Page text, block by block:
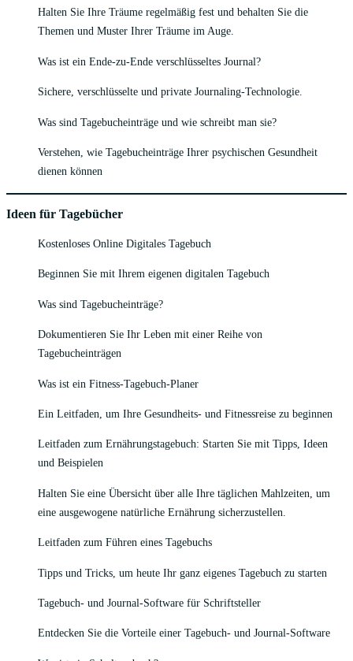
Halten Sie Ihre Träume regelmäßig fest und behalten Sie die
Themen und Muster Ihrer Träume im Auge.
Was ist ein Ende-zu-Ende verschlüsseltes Journal?
Sichere, verschlüsselte und private Journaling-Technologie.
Was sind Tagebucheinträge und wie schreibt man sie?
Verstehen, wie Tagebucheinträge Ihrer psychischen Gesundheit
dienen können
Ideen für Tagebücher
Kostenloses Online Digitales Tagebuch
Beginnen Sie mit Ihrem eigenen digitalen Tagebuch
Was sind Tagebucheinträge?
Dokumentieren Sie Ihr Leben mit einer Reihe von
Tagebucheinträgen
Was ist ein Fitness-Tagebuch-Planer
Ein Leitfaden, um Ihre Gesundheits- und Fitnessreise zu beginnen
Leitfaden zum Ernährungstagebuch: Starten Sie mit Tipps, Ideen
und Beispielen
Halten Sie eine Übersicht über alle Ihre täglichen Mahlzeiten, um
eine ausgewogene natürliche Ernährung sicherzustellen.
Leitfaden zum Führen eines Tagebuchs
Tipps und Tricks, um heute Ihr ganz eigenes Tagebuch zu starten
Tagebuch- und Journal-Software für Schriftsteller
Entdecken Sie die Vorteile einer Tagebuch- und Journal-Software